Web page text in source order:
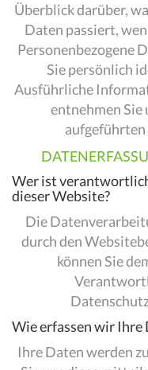
Überblick darüber,
Daten passiert,
Personenbezogene
Sie persönlich
Ausführliche
entnehmen Sie
Wer ist
dieser Website?
Die
durch den
können Sie
Wie erfassen wir Ihre
Ihre Daten werden